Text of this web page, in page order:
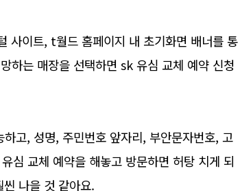
사이트, t월드 홈페이지 내 초기화면 배너를 통
하는 매장을 선택하면 sk 유심 교체 예약 신청
고, 성명, 주민번호 앞자리, 부안문자번호, 고
심 교체 예약을 해놓고 방문하면 허탕 치게 되
나을 것 같아요.